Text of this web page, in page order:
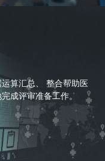
算汇总、 整合帮助医
成评审准备工作。